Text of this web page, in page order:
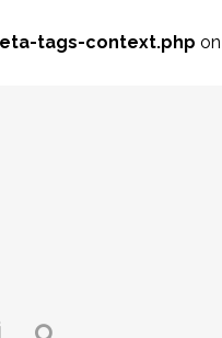
tags-context.php on